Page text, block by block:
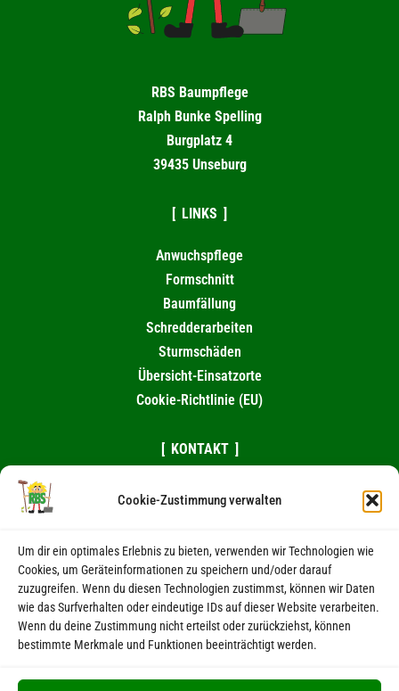
Cookie-Zustimmung verwalten
Um dir ein optimales Erlebnis zu bieten, verwenden wir Technologien wie
Cookies, um Geräteinformationen zu speichern und/oder darauf
zuzugreifen. Wenn du diesen Technologien zustimmst, können wir Daten
wie das Surfverhalten oder eindeutige IDs auf dieser Website verarbeiten.
Wenn du deine Zustimmung nicht erteilst oder zurückziehst, können
bestimmte Merkmale und Funktionen beeinträchtigt werden.
RBS Baumpflege
Ralph Bunke Spelling
Burgplatz 4
39435 Unseburg
LINKS
Anwuchspflege
Formschnitt
Baumfällung
Schredderarbeiten
Sturmschäden
Übersicht-Einsatzorte
Cookie-Richtlinie (EU)
KONTAKT
0174 / 995 10 82
RECHTLICHES
Kontakt
Impressum
Datenschutz